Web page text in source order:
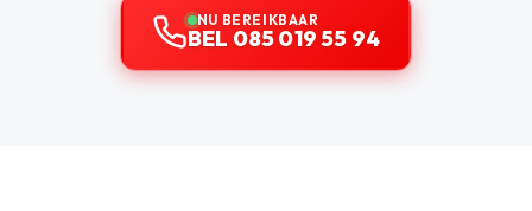
NU BEREIKBAAR
BEL 085 019 55 94